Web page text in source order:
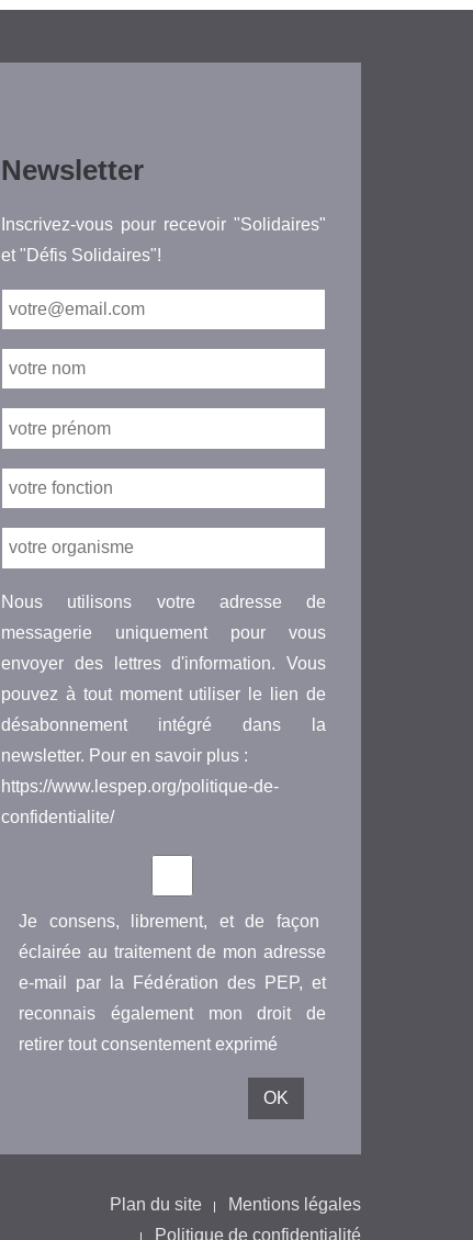
Newsletter
Inscrivez-vous pour recevoir "Solidaires"
et "Défis Solidaires"!
Nous utilisons votre adresse de
messagerie uniquement pour vous
envoyer des lettres d'information. Vous
pouvez à tout moment utiliser le lien de
désabonnement intégré dans la
newsletter. Pour en savoir plus :
https://www.lespep.org/politique-de-
confidentialite/
Je consens, librement, et de façon
éclairée au traitement de mon adresse
e-mail par la Fédération des PEP, et
reconnais également mon droit de
retirer tout consentement exprimé
Plan du site
Mentions légales
Politique de confidentialité